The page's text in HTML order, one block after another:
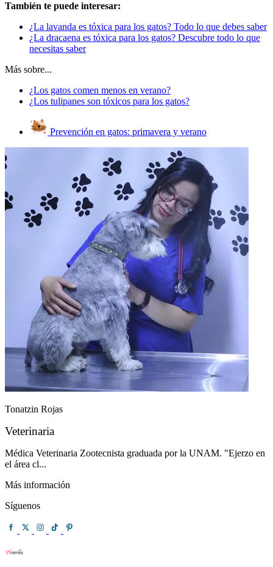
También te puede interesar:
¿La lavanda es tóxica para los gatos? Todo lo que debes saber
¿La dracaena es tóxica para los gatos? Descubre todo lo que
necesitas saber
Más sobre...
¿Los gatos comen menos en verano?
¿Los tulipanes son tóxicos para los gatos?
Prevención en gatos: primavera y verano
Tonatzin Rojas
Veterinaria
Médica Veterinaria Zootecnista graduada por la UNAM. "Ejerzo en
el área cl...
Más información
Síguenos